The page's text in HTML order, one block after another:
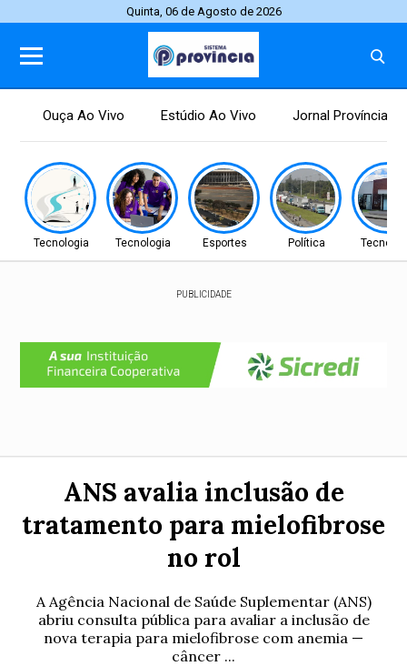
Quinta, 06 de Agosto de 2026
Ouça Ao Vivo Estúdio Ao Vivo Jornal Província
Tecnologia Tecnologia Esportes Política
PUBLICIDADE
ANS avalia inclusão de
tratamento para mielofibrose
no rol
A Agência Nacional de Saúde Suplementar (ANS)
abriu consulta pública para avaliar a inclusão de
nova terapia para mielofibrose com anemia —
câncer ...